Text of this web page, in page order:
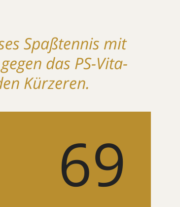
Spaßtennis mit
das PS-Vita-
Kürzeren.
69